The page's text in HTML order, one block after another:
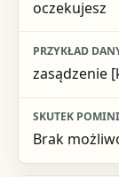
oczekujesz
zasądzenie
Brak